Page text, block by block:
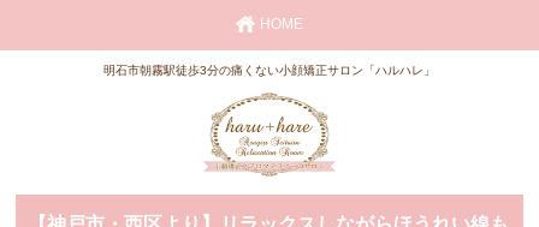
明石市朝霧駅徒歩3分の痛くない小顔矯正サロン「ハルハレ」
HOME